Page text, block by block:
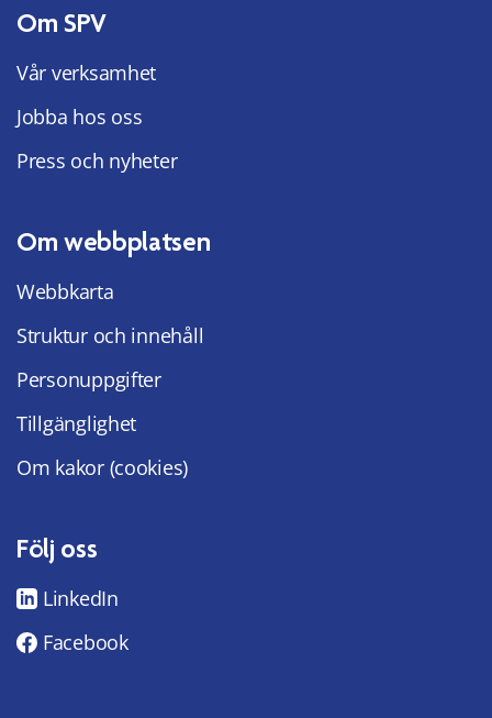
Om SPV
Vår verksamhet
Jobba hos oss
Press och nyheter
Om webbplatsen
Webbkarta
Struktur och innehåll
Personuppgifter
Tillgänglighet
Om kakor (cookies)
Följ oss
LinkedIn
Facebook